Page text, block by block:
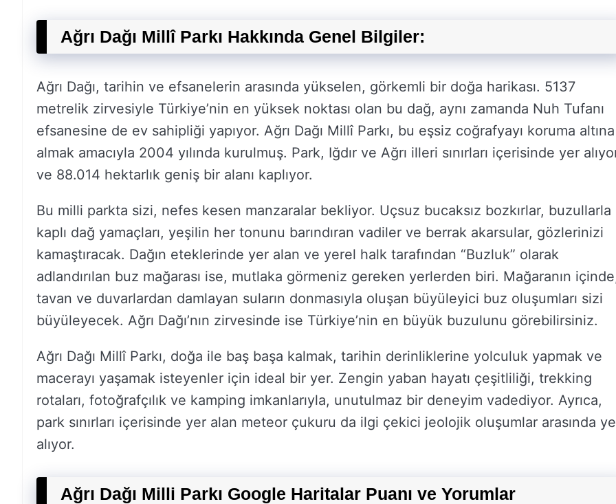
Ağrı Dağı Millî Parkı Hakkında Genel Bilgiler:
Ağrı Dağı, tarihin ve efsanelerin arasında yükselen, görkemli bir doğa harikası. 5137
metrelik zirvesiyle Türkiye’nin en yüksek noktası olan bu dağ, aynı zamanda Nuh Tufanı
efsanesine de ev sahipliği yapıyor. Ağrı Dağı Millî Parkı, bu eşsiz coğrafyayı koruma altına
almak amacıyla 2004 yılında kurulmuş. Park, Iğdır ve Ağrı illeri sınırları içerisinde yer
ve 88.014 hektarlık geniş bir alanı kaplıyor.
Bu milli parkta sizi, nefes kesen manzaralar bekliyor. Uçsuz bucaksız bozkırlar, buzullarla
kaplı dağ yamaçları, yeşilin her tonunu barındıran vadiler ve berrak akarsular, gözlerinizi
kamaştıracak. Dağın eteklerinde yer alan ve yerel halk tarafından “Buzluk” olarak
adlandırılan buz mağarası ise, mutlaka görmeniz gereken yerlerden biri. Mağaranın
tavan ve duvarlardan damlayan suların donmasıyla oluşan büyüleyici buz oluşumları sizi
büyüleyecek. Ağrı Dağı’nın zirvesinde ise Türkiye’nin en büyük buzulunu görebilirsiniz.
Ağrı Dağı Millî Parkı, doğa ile baş başa kalmak, tarihin derinliklerine yolculuk yapmak ve
macerayı yaşamak isteyenler için ideal bir yer. Zengin yaban hayatı çeşitliliği, trekking
rotaları, fotoğrafçılık ve kamping imkanlarıyla, unutulmaz bir deneyim vadediyor. Ayrıca,
park sınırları içerisinde yer alan meteor çukuru da ilgi çekici jeolojik oluşumlar arasında
alıyor.
Ağrı Dağı Milli Parkı Google Haritalar Puanı ve Yorumlar